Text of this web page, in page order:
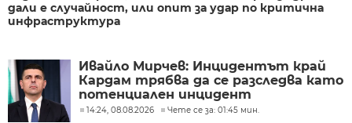
дали е случайност, или опит за удар по критична
инфраструктура
Ивайло Мирчев: Инцидентът край
Кардам трябва да се разследва като
потенциален инцидент
14:24, 08.08.2026 Чете се за: 01:45 мин.